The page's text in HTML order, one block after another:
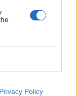
Privacy Policy
12.12,
21.12
d. d., 8.15,
18.15, 19.15,